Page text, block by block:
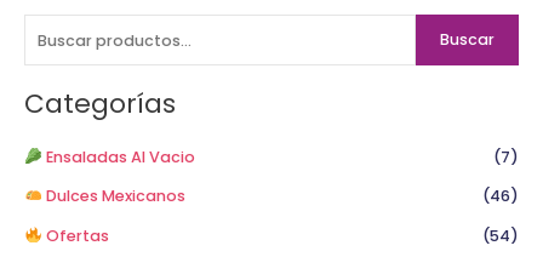
c
a
p
:
Buscar
Categorías
Ensaladas Al Vacio
(7)
Dulces Mexicanos
(46)
Ofertas
(54)